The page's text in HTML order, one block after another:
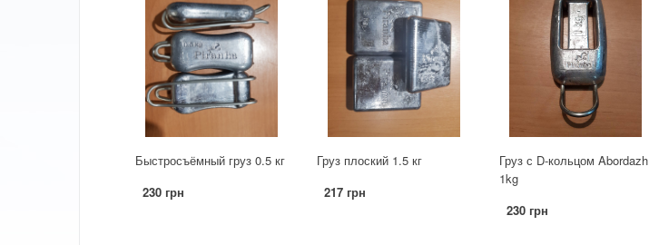
Быстросъёмный груз 0.5 кг
230 грн
Груз плоский 1.5 кг
217 грн
Груз с D-кольцом Abordazh
1kg
230 грн